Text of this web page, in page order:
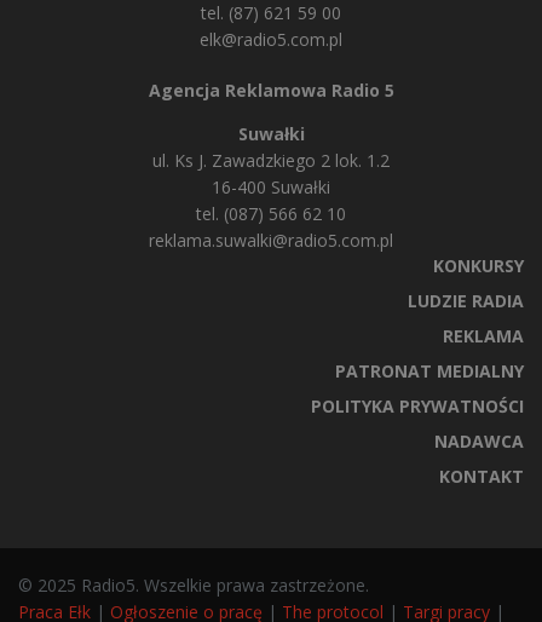
tel. (87) 621 59 00
elk@radio5.com.pl
Agencja Reklamowa Radio 5
Suwałki
ul. Ks J. Zawadzkiego 2 lok. 1.2
16-400 Suwałki
tel. (087) 566 62 10
reklama.suwalki@radio5.com.pl
KONKURSY
LUDZIE RADIA
REKLAMA
PATRONAT MEDIALNY
POLITYKA PRYWATNOŚCI
NADAWCA
KONTAKT
© 2025 Radio5. Wszelkie prawa zastrzeżone.
Praca Ełk | Ogłoszenie o pracę | The protocol | Targi pracy |